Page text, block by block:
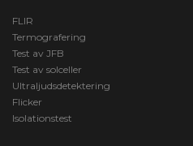
FLIR
Termografering
Test av JFB
Test av solceller
Ultraljudsdetektering
Flicker
Isolationstest